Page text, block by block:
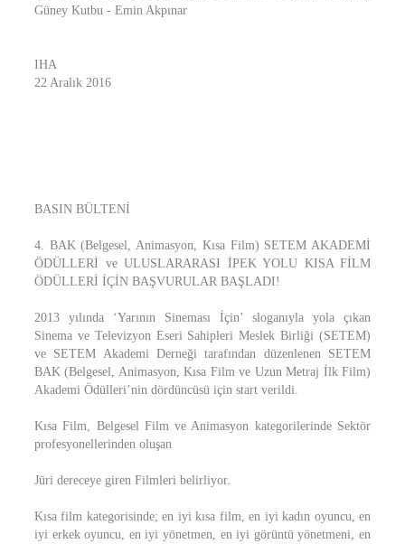
Güney Kutbu - Emin Akpınar
IHA
22 Aralık 2016
BASIN BÜLTENİ
4. BAK (Belgesel, Animasyon, Kısa Film) SETEM AKADEMİ
ÖDÜLLERİ ve ULUSLARARASI İPEK YOLU KISA FİLM
ÖDÜLLERİ İÇİN BAŞVURULAR BAŞLADI!
2013 yılında ‘Yarının Sineması İçin’ sloganıyla yola çıkan
Sinema ve Televizyon Eseri Sahipleri Meslek Birliği (SETEM)
ve SETEM Akademi Derneği tarafından düzenlenen SETEM
BAK (Belgesel, Animasyon, Kısa Film ve Uzun Metraj İlk Film)
Akademi Ödülleri’nin dördüncüsü için start verildi.
Kısa Film, Belgesel Film ve Animasyon kategorilerinde Sektör
profesyonellerinden oluşan
Jüri dereceye giren Filmleri belirliyor.
Kısa film kategorisinde; en iyi kısa film, en iyi kadın oyuncu, en
iyi erkek oyuncu, en iyi yönetmen, en iyi görüntü yönetmeni, en